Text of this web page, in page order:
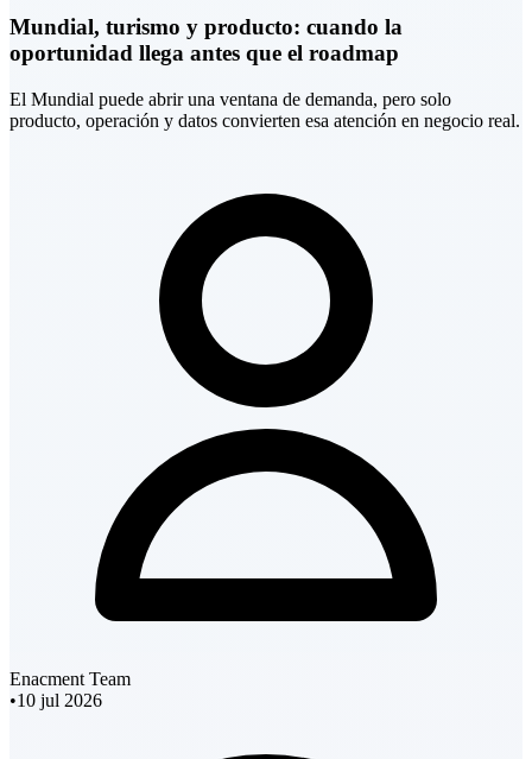
Mundial, turismo y producto: cuando la
oportunidad llega antes que el roadmap
El Mundial puede abrir una ventana de demanda, pero solo
producto, operación y datos convierten esa atención en negocio real.
Enacment Team
•10 jul 2026